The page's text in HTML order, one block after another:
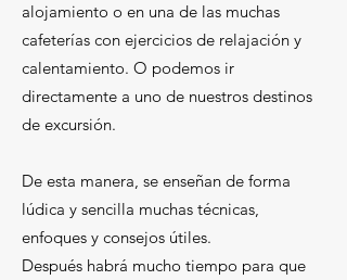
alojamiento o en una de las muchas
cafeterías con ejercicios de relajación y
calentamiento. O podemos ir
directamente a uno de nuestros destinos
de excursión.
De esta manera, se enseñan de forma
lúdica y sencilla muchas técnicas,
enfoques y consejos útiles.
Después habrá mucho tiempo para que